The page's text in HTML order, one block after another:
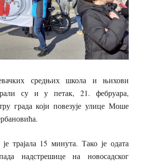
средњих школа и њихови
су и у петак, 21. фебруара,
града који повезује улице Моше
трајала 15 минута. Тако је одата
надстрешице на новосадског